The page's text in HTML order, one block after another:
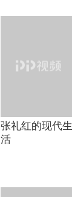
张礼红的现代生
活